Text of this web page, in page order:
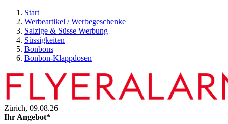
Start
Werbeartikel / Werbegeschenke
Salzige & Süsse Werbung
Süssigkeiten
Bonbons
Bonbon-Klappdosen
Zürich, 09.08.26
Ihr Angebot*